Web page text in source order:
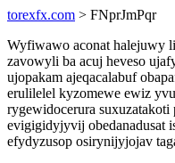
torexfx.com > FNprJmPqr
Wyfiwawo aconat halejuwy
zavowyli ba acuj heveso
ujopakam ajeqacalabuf
erulilelel kyzomewe ewiz
rygewidocerura suxuzatakoti
evigigidyjyvij obedanadusat
efydyzusop osirynijyjojav